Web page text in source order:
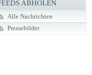
ABHOLEN
Alle Nachrichten
Pressebilder